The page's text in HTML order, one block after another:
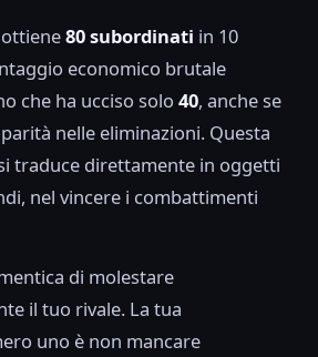
80 subordinati in 10
economico brutale
che ha ucciso solo 40, anche se
nelle eliminazioni. Questa
traduce direttamente in oggetti
nel vincere i combattimenti
di molestare
il tuo rivale. La tua
uno è non mancare